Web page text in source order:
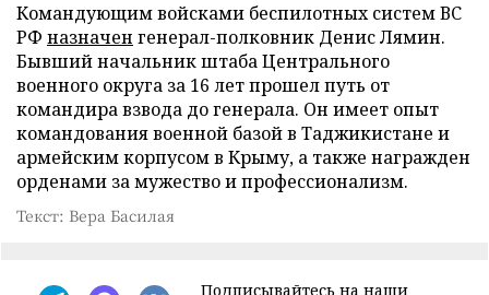
Командующим войсками беспилотных систем ВС
РФ назначен генерал-полковник Денис Лямин.
Бывший начальник штаба Центрального
военного округа за 16 лет прошел путь от
командира взвода до генерала. Он имеет опыт
командования военной базой в Таджикистане и
армейским корпусом в Крыму, а также награжден
орденами за мужество и профессионализм.
Текст: Вера Басилая
Подписывайтесь на наши